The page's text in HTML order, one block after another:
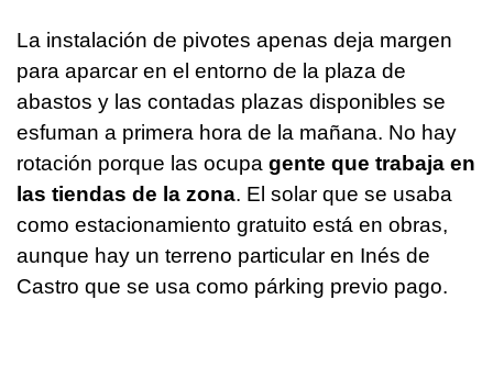
La instalación de pivotes apenas deja margen
para aparcar en el entorno de la plaza de
abastos y las contadas plazas disponibles se
esfuman a primera hora de la mañana. No hay
rotación porque las ocupa gente que trabaja en
las tiendas de la zona. El solar que se usaba
como estacionamiento gratuito está en obras,
aunque hay un terreno particular en Inés de
Castro que se usa como párking previo pago.